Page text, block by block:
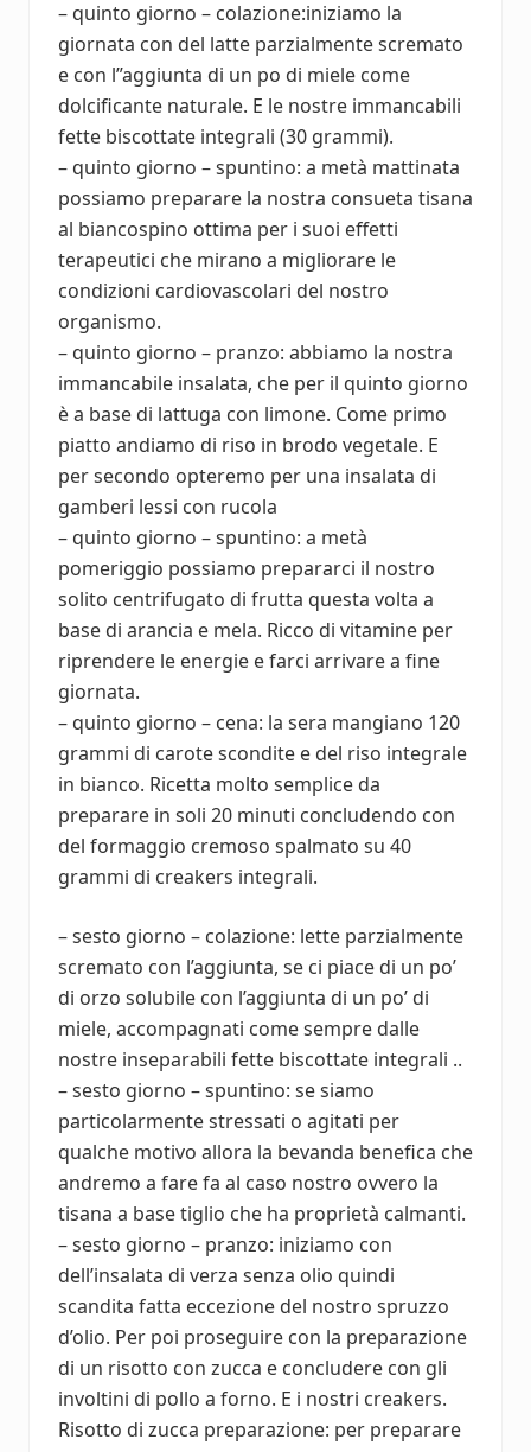
– quinto giorno – colazione:iniziamo la
giornata con del latte parzialmente scremato
e con l”aggiunta di un po di miele come
dolcificante naturale. E le nostre immancabili
fette biscottate integrali (30 grammi).
– quinto giorno – spuntino: a metà mattinata
possiamo preparare la nostra consueta tisana
al biancospino ottima per i suoi effetti
terapeutici che mirano a migliorare le
condizioni cardiovascolari del nostro
organismo.
– quinto giorno – pranzo: abbiamo la nostra
immancabile insalata, che per il quinto giorno
è a base di lattuga con limone. Come primo
piatto andiamo di riso in brodo vegetale. E
per secondo opteremo per una insalata di
gamberi lessi con rucola
– quinto giorno – spuntino: a metà
pomeriggio possiamo prepararci il nostro
solito centrifugato di frutta questa volta a
base di arancia e mela. Ricco di vitamine per
riprendere le energie e farci arrivare a fine
giornata.
– quinto giorno – cena: la sera mangiano 120
grammi di carote scondite e del riso integrale
in bianco. Ricetta molto semplice da
preparare in soli 20 minuti concludendo con
del formaggio cremoso spalmato su 40
grammi di creakers integrali.
– sesto giorno – colazione: lette parzialmente
scremato con l’aggiunta, se ci piace di un po’
di orzo solubile con l’aggiunta di un po’ di
miele, accompagnati come sempre dalle
nostre inseparabili fette biscottate integrali ..
– sesto giorno – spuntino: se siamo
particolarmente stressati o agitati per
qualche motivo allora la bevanda benefica che
andremo a fare fa al caso nostro ovvero la
tisana a base tiglio che ha proprietà calmanti.
– sesto giorno – pranzo: iniziamo con
dell’insalata di verza senza olio quindi
scandita fatta eccezione del nostro spruzzo
d’olio. Per poi proseguire con la preparazione
di un risotto con zucca e concludere con gli
involtini di pollo a forno. E i nostri creakers.
Risotto di zucca preparazione: per preparare